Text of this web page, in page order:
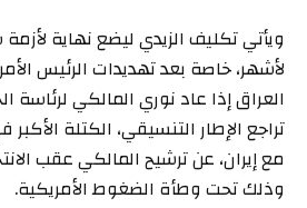
ويأتي تكليف الزيدي ليضع نهاية
لأشهر، خاصة بعد تهديدات الرئيس
العراق إذا عاد نوري المالكي لرئاسة
تراجع الإطار التنسيقي، الكتلة
مع إيران، عن ترشيح المالكي عقب
وذلك تحت وطأة الضغوط الأمريكية.